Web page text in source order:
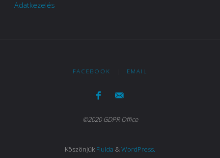
Adatkezelés
FACEBOOK EMAIL
©2020 GDPR Office
Köszönjük Fluida &WordPress.